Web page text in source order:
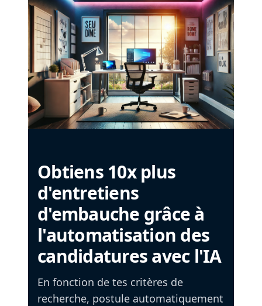
Obtiens 10x plus
d'entretiens
d'embauche grâce à
l'automatisation des
candidatures avec l'IA
En fonction de tes critères de
recherche, postule automatiquement